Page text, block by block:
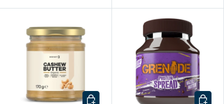
KIES MOGELIJKHEDEN KIES